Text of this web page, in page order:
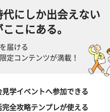
代にしか出会えない
こにある。
届ける
定コンテンツが満載！
見学イベントへ参加できる
完全攻略テンプレが使える